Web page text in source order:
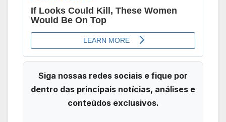
Siga nossas redes sociais e fique por
dentro das principais notícias, análises e
conteúdos exclusivos.